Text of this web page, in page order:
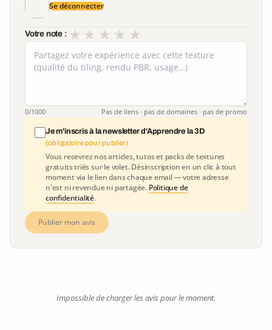
Se déconnecter
Votre note : ★
★
★
★
★
0/1000 Pas de liens · pas de domaines · pas de promo
Je m'inscris à la newsletter d'Apprendre la 3D
(obligatoire pour publier)
Vous recevrez nos articles, tutos et packs de textures
gratuits triés sur le volet. Désinscription en un clic à tout
moment via le lien dans chaque email — votre adresse
n'est ni revendue ni partagée. Politique de
confidentialité.
Publier mon avis
Impossible de charger les avis pour le moment.